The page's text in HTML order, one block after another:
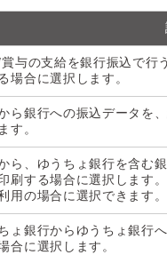
与の支給を銀行振込で行
場合に選択します。
ら銀行への振込データを
す。
ら、ゆうちょ銀行を含む
刷する場合に選択します
用の場合に選択できます。
ょ銀行からゆうちょ銀行
合に選択します。